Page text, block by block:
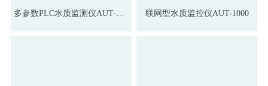
多参数PLC水质监测仪AUT-3000 联网型水质监控仪AUT-1000